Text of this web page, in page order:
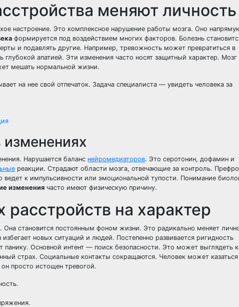
меняют личность
настроение. Это комплексное нарушение работы мозга. Оно
формируется под воздействием многих факторов. Болезнь
и подавлять другие. Например, тревожность может превратиться в
апатией. Эти изменения часто носят защитный характер. Мозг
мешать нормальной жизни.
на нее свой отпечаток. Задача специалиста — увидеть человека за
Нарушается баланс нейромедиаторов. Это серотонин, дофамин и
реакции. Страдают области мозга, отвечающие за контроль.
к импульсивности или эмоциональной тупости. Понимание
изменения часто имеют физическую причину.
на характер
становится постоянным фоном жизни. Это радикально меняет
новых ситуаций и людей. Постепенно развивается ригидность
Основной интент — поиск безопасности. Это может выглядеть
страх. Социальные контакты сокращаются. Человек может казаться
просто истощен тревогой.